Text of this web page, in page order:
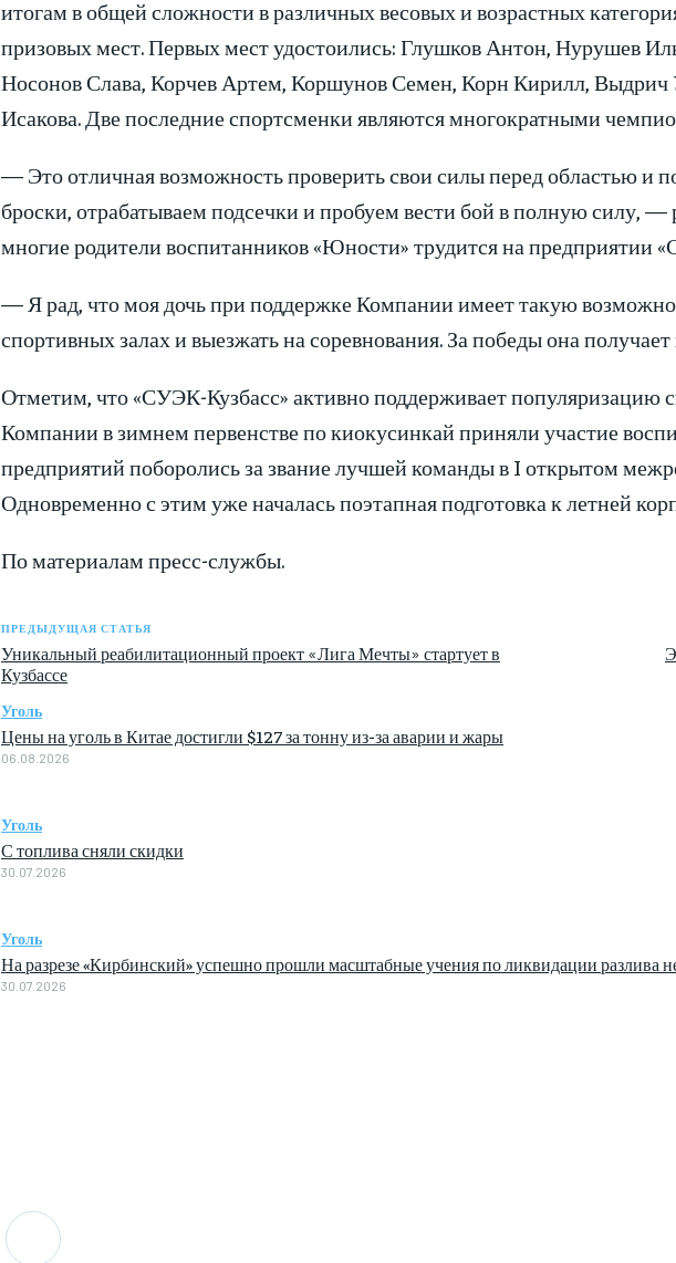
итогам в общей сложности в различных весовых и возрастных
призовых мест. Первых мест удостоились: Глушков Антон, Нурушев
Носонов Слава, Корчев Артем, Коршунов Семен, Корн Кирилл,
Исакова. Две последние спортсменки являются многократными
— Это отличная возможность проверить свои силы перед областью и
броски, отрабатываем подсечки и пробуем вести бой в полную силу,
многие родители воспитанников «Юности» трудится на предприятии
— Я рад, что моя дочь при поддержке Компании имеет такую
спортивных залах и выезжать на соревнования. За победы она
Отметим, что «СУЭК-Кузбасс» активно поддерживает популяризацию
Компании в зимнем первенстве по киокусинкай приняли участие
предприятий поборолись за звание лучшей команды в I открытом
Одновременно с этим уже началась поэтапная подготовка к летней
По материалам пресс-службы.
ПРЕДЫДУЩАЯ СТАТЬЯ
Уникальный реабилитационный проект «Лига Мечты» стартует в
Кузбассе
Уголь
Цены на уголь в Китае достигли $127 за тонну из-за аварии и жары
06.08.2026
Уголь
С топлива сняли скидки
30.07.2026
Уголь
На разрезе «Кирбинский» успешно прошли масштабные учения по ликвидации разлива
30.07.2026